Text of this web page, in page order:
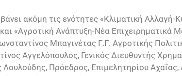
ακόμη τις ενότητες «Κλιματική Αλλαγή-
«Αγροτική Ανάπτυξη-Νέα Επιχειρηματικά
Μπαγινέτας Γ.Γ. Αγροτικής
Αγγελόπουλος, Γενικός Διευθυντής
Πρόεδρος, Επιμελητηρίου